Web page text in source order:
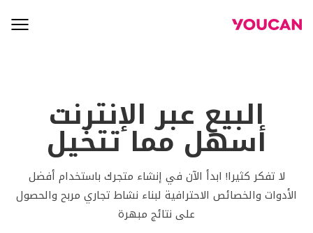
البيع عبر الإنترنت
أسهل مما تتخيل
لا تفكر كثيرا! ابدأ الآن في إنشاء متجرك باستخدام أفضل
الأدوات والخصائص الاحترافية لبناء نشاط تجاري مربح والحصول
على نتائج مبهرة